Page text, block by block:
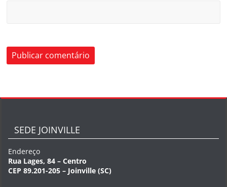
SEDE JOINVILLE
Endereço
Rua Lages, 84 – Centro
CEP 89.201-205 – Joinville (SC)